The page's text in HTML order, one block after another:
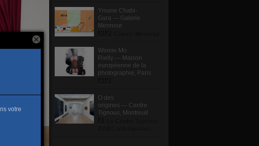
Ymane Chabi-
Gara — Galerie
Mennour
Galerie Mennour
Winnie Mo
Rielly — Maison
européenne de la
photographie, Paris
O des
origines — Centre
Tignous, Montreuil
Le Centre Tignous
d'Art Contemporain